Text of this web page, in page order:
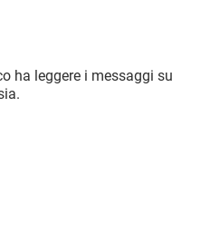
ha leggere i messaggi su